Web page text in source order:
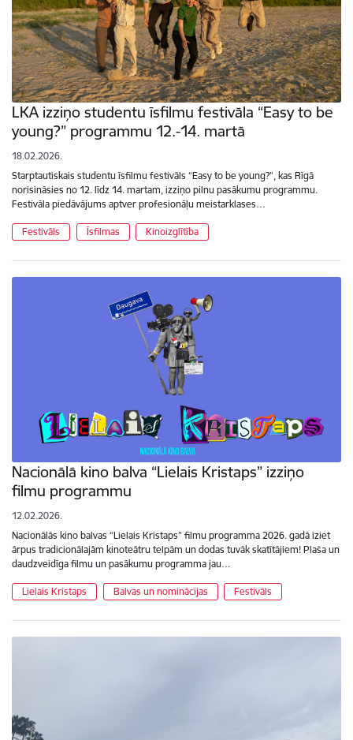
LKA izziņo studentu īsfilmu festivāla “Easy to be
young?” programmu 12.-14. martā
18.02.2026.
Starptautiskais studentu īsfilmu festivāls “Easy to be young?”, kas Rīgā
norisināsies no 12. līdz 14. martam, izziņo pilnu pasākumu programmu.
Festivāla piedāvājums aptver profesionāļu meistarklases…
Festivāls Īsfilmas Kinoizglītība
Nacionālā kino balva “Lielais Kristaps” izziņo
filmu programmu
12.02.2026.
Nacionālās kino balvas “Lielais Kristaps” filmu programma 2026. gadā iziet
ārpus tradicionālajām kinoteātru telpām un dodas tuvāk skatītājiem! Plaša un
daudzveidīga filmu un pasākumu programma jau…
Lielais Kristaps Balvas un nominācijas Festivāls